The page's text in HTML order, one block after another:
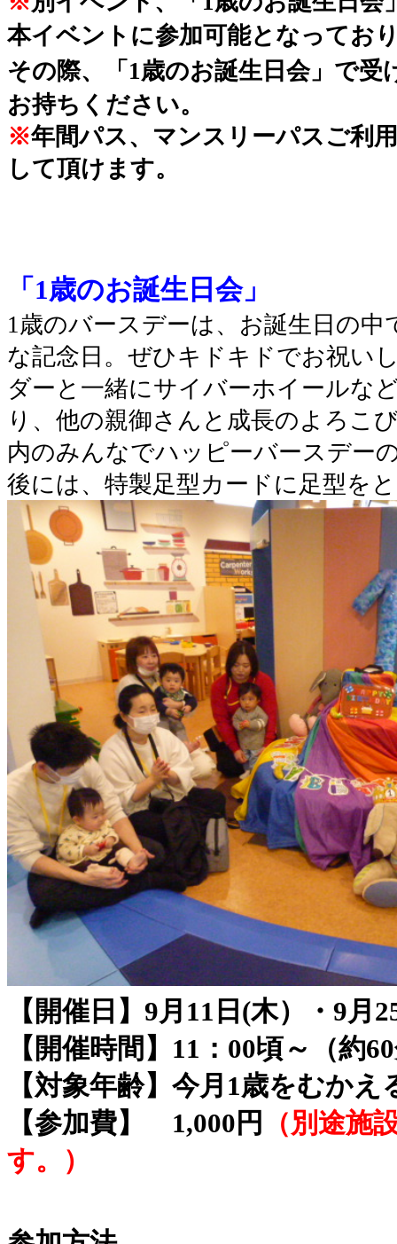
本イベントに参加可能となってお
その際、「1歳のお誕生日会」で受
お持ちください。
※年間パス、マンスリーパスご利
して頂けます。
「1歳のお誕生日会」
1歳のバースデーは、お誕生日の
な記念日。ぜひキドキドでお祝い
ダーと一緒にサイバーホイールな
り、他の親御さんと成長のよろこ
内のみんなでハッピーバースデー
後には、特製足型カードに足型を
【開催日】9月11日(木）・9月
【開催時間】11：00頃～（約
【対象年齢】今月1歳をむかえ
【参加費】 1,000円
（別途施
す。）